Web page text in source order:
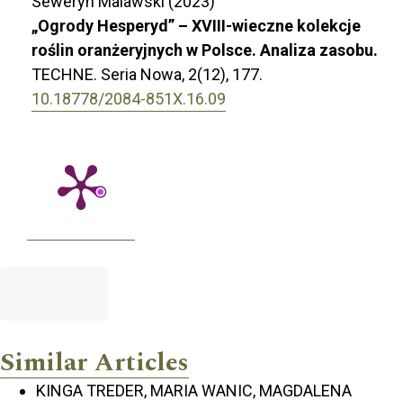
„Ogrody Hesperyd” – XVIII-wieczne kolekcje
roślin oranżeryjnych w Polsce. Analiza zasobu.
TECHNE. Seria Nowa, 2(12), 177.
10.18778/2084-851X.16.09
Similar Articles
KINGA TREDER, MARIA WANIC, MAGDALENA